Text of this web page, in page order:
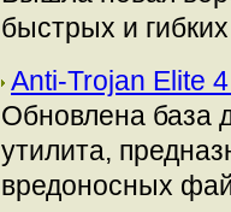
быстрых и
Anti-Trojan Elite
Обновлена база
утилита,
вредоносных